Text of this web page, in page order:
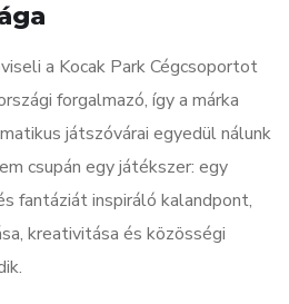
a Kocak Park Cégcsoportot
forgalmazó, így a márka
játszóvárai egyedül nálunk
csupán egy játékszer: egy
fantáziát inspiráló kalandpont,
kreativitása és közösségi